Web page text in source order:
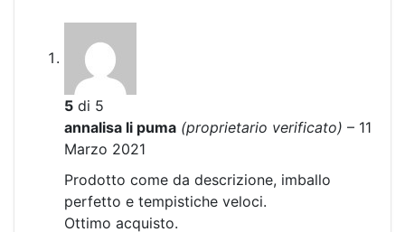
5 di 5
annalisa li puma (proprietario verificato) – 11
Marzo 2021
Prodotto come da descrizione, imballo
perfetto e tempistiche veloci.
Ottimo acquisto.